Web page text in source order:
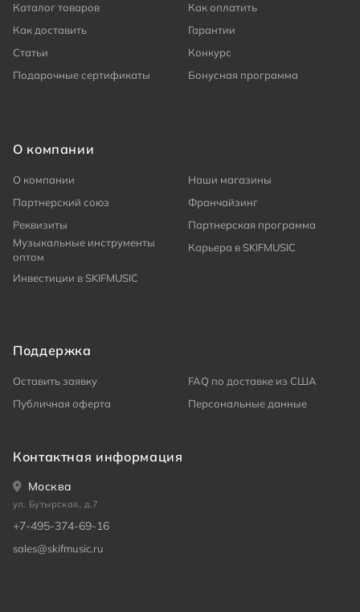
Каталог товаров
Как оплатить
Как доставить
Гарантии
Статьи
Конкурс
Подарочные сертификаты
Бонусная программа
О компании
О компании
Наши магазины
Партнерский союз
Франчайзинг
Реквизиты
Партнерская программа
Музыкальные инструменты
оптом
Карьера в SKIFMUSIC
Инвестиции в SKIFMUSIC
Поддержка
Оставить заявку
FAQ по доставке из США
Публичная оферта
Персональные данные
Контактная информация
Москва
ул. Бутырская, д.7
+7-495-374-69-16
sales@skifmusic.ru